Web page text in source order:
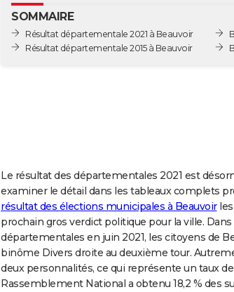
SOMMAIRE
Résultat départementale 2021 à Beauvoir
Résultat départementale 2015 à Beauvoir
Le résultat des départementales 2021 est
examiner le détail dans les tableaux complets
résultat des élections municipales à Beauvoirles
prochain gros verdict politique pour la ville.
départementales en juin 2021, les citoyens de
binôme Divers droite au deuxième tour.
deux personnalités, ce qui représente un taux
Rassemblement National a obtenu 18,2 % des